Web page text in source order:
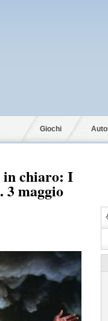
Giochi
in chiaro: I
maggio